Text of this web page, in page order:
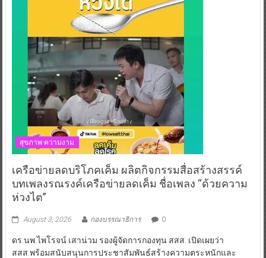
สุขภาพ-ความงาม
เครือข่ายลดบริโภคเค็ม ผลิตกิจกรรมสื่อสร้างสรรค์
บทเพลงรณรงค์เครือข่ายลดเค็ม ชื่อเพลง “ด้วยความ
ห่วงไต”
August 3, 2026 กองบรรณาธิการ 0
ดร.นพ.ไพโรจน์ เสาน่วม รองผู้จัดการกองทุน สสส. เปิดเผยว่า
สสส.พร้อมสนับสนุนการประชาสัมพันธ์สร้างความตระหนักและ